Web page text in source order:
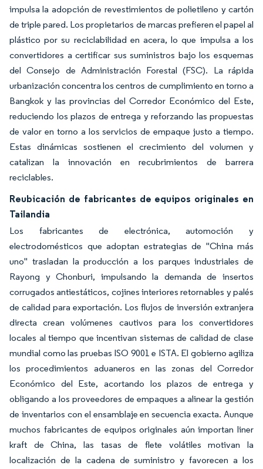
impulsa la adopción de revestimientos de polietileno y cartón
de triple pared. Los propietarios de marcas prefieren el papel al
plástico por su reciclabilidad en acera, lo que impulsa a los
convertidores a certificar sus suministros bajo los esquemas
del Consejo de Administración Forestal (FSC). La rápida
urbanización concentra los centros de cumplimiento en torno a
Bangkok y las provincias del Corredor Económico del Este,
reduciendo los plazos de entrega y reforzando las propuestas
de valor en torno a los servicios de empaque justo a tiempo.
Estas dinámicas sostienen el crecimiento del volumen y
catalizan la innovación en recubrimientos de barrera
reciclables.
Reubicación de fabricantes de equipos originales en
Tailandia
Los fabricantes de electrónica, automoción y
electrodomésticos que adoptan estrategias de "China más
uno" trasladan la producción a los parques industriales de
Rayong y Chonburi, impulsando la demanda de insertos
corrugados antiestáticos, cojines interiores retornables y palés
de calidad para exportación. Los flujos de inversión extranjera
directa crean volúmenes cautivos para los convertidores
locales al tiempo que incentivan sistemas de calidad de clase
mundial como las pruebas ISO 9001 e ISTA. El gobierno agiliza
los procedimientos aduaneros en las zonas del Corredor
Económico del Este, acortando los plazos de entrega y
obligando a los proveedores de empaques a alinear la gestión
de inventarios con el ensamblaje en secuencia exacta. Aunque
muchos fabricantes de equipos originales aún importan liner
kraft de China, las tasas de flete volátiles motivan la
localización de la cadena de suministro y favorecen a los